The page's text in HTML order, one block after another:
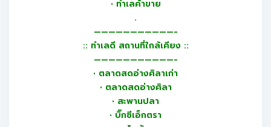
• ทำเลค้าขาย
.
———————————-
:: ทำเลดี สถานที่ใกล้เคียง ::
———————————-
• ตลาดสดอ่างศิลาเก่า
• ตลาดสดอ่างศิลา
• สะพานปลา
• บิ๊กซีเอ็กตรา